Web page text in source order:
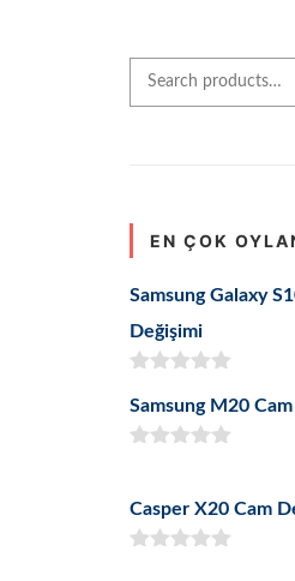
Search for:
EN ÇOK
Samsung Galaxy
Değişimi
5.00oy aldı
Samsung M20
Casper X20 Cam